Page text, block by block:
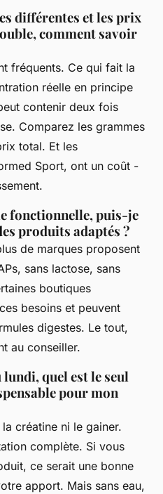
différentes et les prix
comment savoir
fréquents. Ce qui fait la
réelle en principe
contenir deux fois
Comparez les grammes
total. Et les
Sport, ont un coût -
fonctionnelle, puis-je
produits adaptés ?
de marques proposent
sans lactose, sans
boutiques
besoins et peuvent
digestes. Le tout,
au conseiller.
lundi, quel est le seul
pour mon
créatine ni le gainer.
complète. Si vous
ce serait une bonne
apport. Mais sans eau,